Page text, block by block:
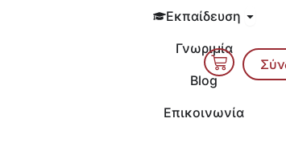
Εκπαίδευση Open
Γνωριμία
Blog
Επικοινωνία
Cart